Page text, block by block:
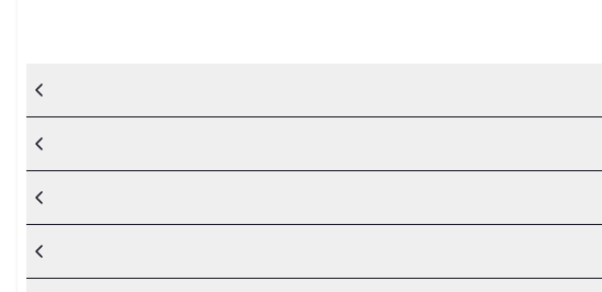
خودرو، باید خودرویتان را به خوبی بشناسید.
می‌تواند جلوی هزینه‌های بیهوده برای خرید قطعات یدکی خودرو را بگیرد.
اما هنگام خرید لوازم دست دوم باید آن را به دقت بررسی کنید و از سالم بودن